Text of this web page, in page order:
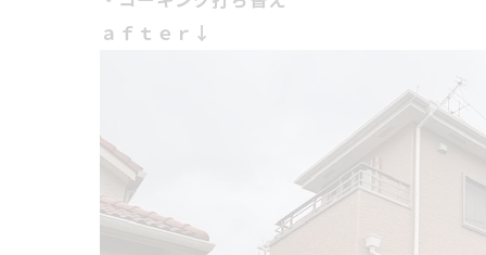
ａｆｔｅｒ↓